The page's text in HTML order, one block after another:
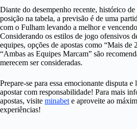
Diante do desempenho recente, histórico
posição na tabela, a previsão é de uma
com o Fulham levando a melhor e
Considerando os estilos de jogo ofensivos
equipes, opções de apostas como “Mais de
“Ambas as Equipes Marcam” são
merecem ser consideradas.
Prepare-se para essa emocionante disputa e
apostar com responsabilidade! Para mais
apostas, visite minabet e aproveite ao
experiências!